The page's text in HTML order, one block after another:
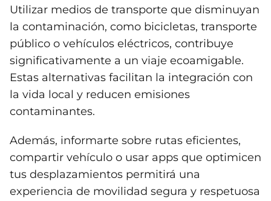
Utilizar medios de transporte que disminuyan
la contaminación, como bicicletas, transporte
público o vehículos eléctricos, contribuye
significativamente a un viaje ecoamigable.
Estas alternativas facilitan la integración con
la vida local y reducen emisiones
contaminantes.
Además, informarte sobre rutas eficientes,
compartir vehículo o usar apps que optimicen
tus desplazamientos permitirá una
experiencia de movilidad segura y respetuosa